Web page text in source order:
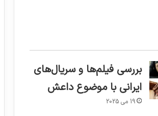
بررسی فیلم‌ها و سریال‌های
ایرانی با موضوع داعش
19 می 2025